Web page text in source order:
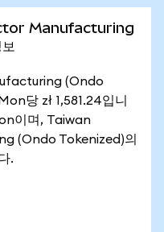
Manufacturing
(Ondo
당 zł 1,581.24입니
이며, Taiwan
(Ondo Tokenized)의
.